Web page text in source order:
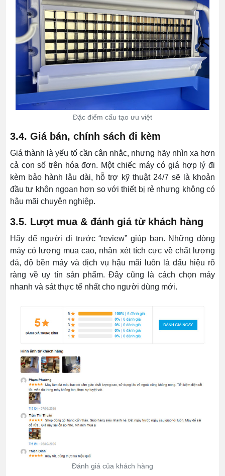
Đặc điểm cấu tạo ưu việt
3.4. Giá bán, chính sách đi kèm
Giá thành là yếu tố cần cân nhắc, nhưng hãy nhìn xa hơn
cả con số trên hóa đơn. Một chiếc máy có giá hợp lý đi
kèm bảo hành lâu dài, hỗ trợ kỹ thuật 24/7 sẽ là khoản
đầu tư khôn ngoan hơn so với thiết bị rẻ nhưng không có
hậu mãi chuyên nghiệp.
3.5. Lượt mua & đánh giá từ khách hàng
Hãy để người đi trước “review” giúp bạn. Những dòng
máy có lượng mua cao, nhận xét tích cực về chất lượng
đá, độ bền máy và dịch vụ hậu mãi luôn là dấu hiệu rõ
ràng về uy tín sản phẩm. Đây cũng là cách chọn máy
nhanh và sát thực tế nhất cho người dùng mới.
Đánh giá của khách hàng